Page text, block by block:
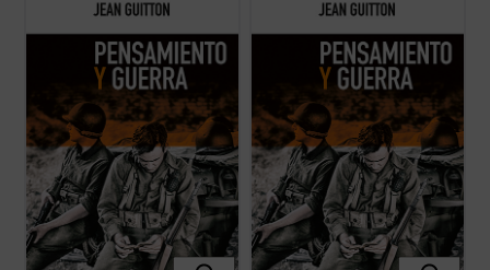
recientemente con la colaboración de los
Francia, Guitton evidencia la estrecha
vinculación entre el pensamiento
estratégico y la filosofía, pues «detrás de
recientemente con la colaboración de los
Francia, Guitton evidencia la estrecha
vinculación entre el pensamiento
estratégico y la filosofía, pues «detrás de